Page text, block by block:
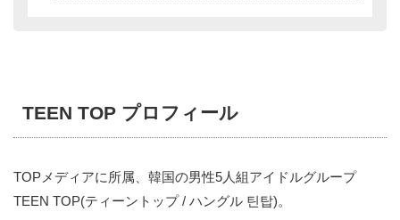
TEEN TOP プロフィール
TOPメディアに所属、韓国の男性5人組アイドルグループ
TEEN TOP(ティーントップ / ハングル 틴탑)。